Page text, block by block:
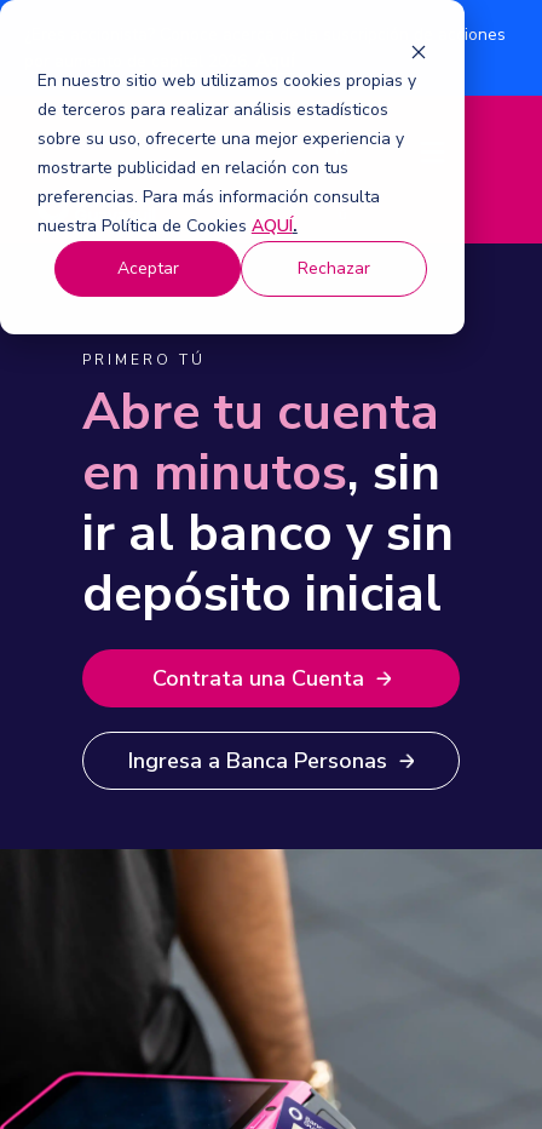
En nuestro sitio web utilizamos cookies propias y
de terceros para realizar análisis estadísticos
sobre su uso, ofrecerte una mejor experiencia y
mostrarte publicidad en relación con tus
preferencias. Para más información consulta
nuestra Política de Cookies AQUÍ.
Aceptar
Rechazar
¿Eres accionista? Conoce acerca de la suscripción de acciones
M
e
n
PRIMERO TÚ
Abre tu cuenta
en minutos, sin
ir al banco y sin
depósito inicial
Contrata una Cuenta
Ingresa a Banca Personas